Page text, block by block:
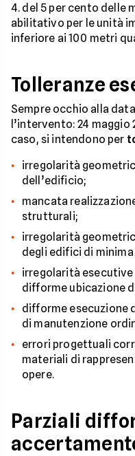
del 5 per cento delle
abilitativo per le unità
inferiore ai 100 metri
Tolleranze
Sempre occhio alla
l’intervento: 24
caso, si intendono per
irregolarità
dell’edificio;
mancata
strutturali;
irregolarità
degli edifici di
irregolarità
difforme ubicazione
difforme esecuzione
di manutenzione
errori progettuali
materiali di
opere.
Parziali